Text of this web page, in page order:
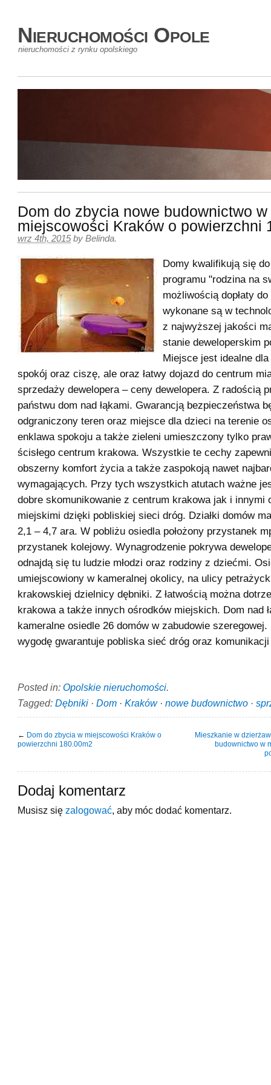
Nieruchomości Opole
nieruchomości z rynku opolskiego
Dom do zbycia nowe budownictwo w
miejscowości Kraków o powierzchni
wrz 4th, 2015 by Belinda.
Domy kwalifikują się
programu "rodzina na
możliwością dopłaty
wykonane są w
z najwyższej jakości
stanie deweloperskim
Miejsce jest idealne
spokój oraz ciszę, ale oraz łatwy dojazd do centrum
sprzedaży dewelopera – ceny dewelopera. Z radością
państwu dom nad łąkami. Gwarancją bezpieczeństwa
odgraniczony teren oraz miejsce dla dzieci na terenie
enklawa spokoju a także zieleni umieszczony tylko
ścisłego centrum krakowa. Wszystkie te cechy
obszerny komfort życia a także zaspokoją nawet
wymagających. Przy tych wszystkich atutach ważne
dobre skomunikowanie z centrum krakowa jak i innymi
miejskimi dzięki pobliskiej sieci dróg. Działki domów
2,1 – 4,7 ara. W pobliżu osiedla położony przystanek
przystanek kolejowy. Wynagrodzenie pokrywa
odnajdą się tu ludzie młodzi oraz rodziny z dziećmi.
umiejscowiony w kameralnej okolicy, na ulicy
krakowskiej dzielnicy dębniki. Z łatwością można
krakowa a także innych ośrodków miejskich. Dom nad
kameralne osiedle 26 domów w zabudowie szeregowej.
wygodę gwarantuje pobliska sieć dróg oraz
Posted in: Opolskie nieruchomości.
Tagged: Dębniki · Dom · Kraków· nowe budownictwo ·
← Dom do zbycia w miejscowości Kraków o
powierzchni 180.00m2
Mieszkanie w
budownictwo w
Dodaj komentarz
Musisz się zalogować , aby móc dodać komentarz.